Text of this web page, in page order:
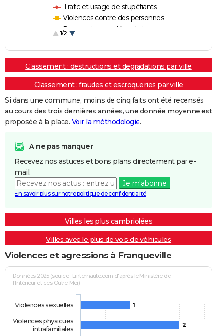
Trafic et usage de stupéfiants
Violences contre des personnes
Destructions et dégradations
1/2
Classement : destructions et dégradations par ville
Classement : fraudes et escroqueries par ville
Si dans une commune, moins de cinq faits ont été recensés
au cours des trois dernières années, une donnée moyenne est
proposée à la place. Voir la méthodologie.
A ne pas manquer
Recevez nos astuces et bons plans directement par e-
mail.
Je m'abonne
En savoir plus sur notre politique de confidentialité
Villes les plus cambriolées
Villes avec le plus de vols de véhicules
Violences et agressions à Franqueville
Données 2025 (source : Linternaute.com d'après le Ministère de
l'Intérieur et des Outre-Mer)
1
2
Violences sexuelles
Violences physiques
intrafamiliales